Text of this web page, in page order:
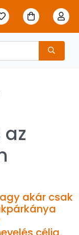
akár csak